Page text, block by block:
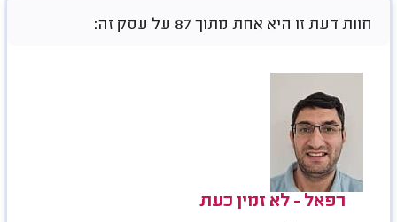
חוות דעת זו היא אחת מתוך 87 על עסק זה:
רפאל - לא זמין כעת